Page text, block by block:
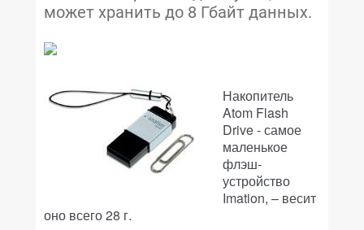
может хранить до 8 Гбайт данных.
Накопитель
Atom Flash
Drive - самое
маленькое
флэш-
устройство
Imation, – весит
оно всего 28 г.